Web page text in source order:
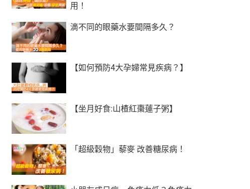
用！
滴不同的眼藥水要間隔多久？
【如何預防4大孕婦常見疾病？】
【坐月好食:山楂紅棗蓮子粥】
「超級穀物」藜麥 改善糖尿病！